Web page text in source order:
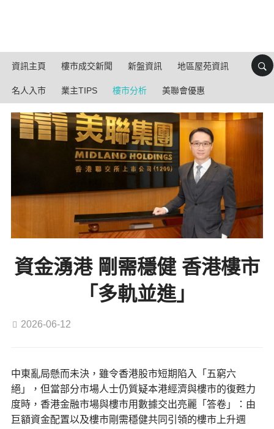
資訊主頁 樓市成交新聞 新盤資訊 地區屋苑資訊
名人入市 業主TIPS 樓市分析 美聯會優惠
資金湧港 剛需穩健 香港樓市
「多軌並進」
2026-06-12
中東亂局懸而未決，雖令香港股市短期陷入「五窮六
絕」，但當部分市場人士仍質疑本港經濟與樓市的復甦力
度時，香港金融市場與樓市用數據交出亮麗「答卷」：由
巨額資金配置以及樓市剛需穩健共同引領的樓市上升週